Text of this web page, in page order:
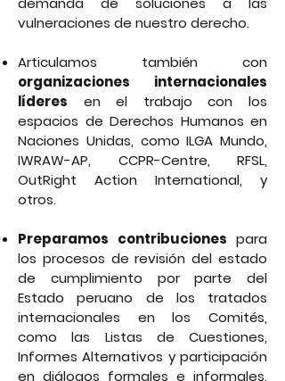
vulneraciones de nuestro derecho.
Articulamos también con
organizaciones internacionales
líderes en el trabajo con los
espacios de Derechos Humanos en
Naciones Unidas, como ILGA Mundo,
IWRAW-AP, CCPR-Centre, RFSL,
OutRight Action International, y
otros.
Preparamos contribuciones para
los procesos de revisión del estado
de cumplimiento por parte del
Estado peruano de los tratados
internacionales en los Comités,
como las Listas de Cuestiones,
Informes Alternativos y participación
en diálogos formales e informales,